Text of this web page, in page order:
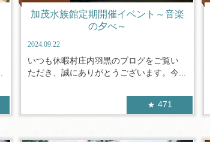
加茂水族館定期開催イベント～音楽
の夕べ～
2024.09.22
いつも休暇村庄内羽黒のブログをご覧い
ただき、誠にありがとうございます。今...
471